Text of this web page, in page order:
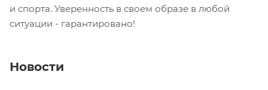
и спорта. Уверенность в своем образе в любой
ситуации - гарантировано!
Новости